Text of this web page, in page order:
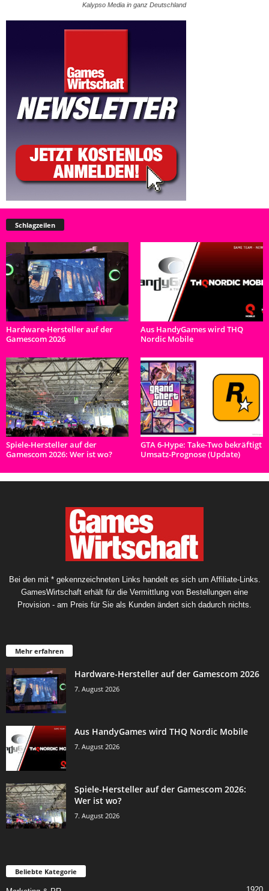
Kalypso Media in ganz Deutschland
Schlagzeilen
Hardware-Hersteller auf der
Gamescom 2026
Aus HandyGames wird THQ
Nordic Mobile
Spiele-Hersteller auf der
Gamescom 2026: Wer ist wo?
GTA 6-Hype: Take-Two bekräftigt
Umsatz-Prognose (Update)
Bei den mit * gekennzeichneten Links handelt es sich um Affiliate-Links.
GamesWirtschaft erhält für die Vermittlung von Bestellungen eine
Provision - am Preis für Sie als Kunden ändert sich dadurch nichts.
Mehr erfahren
Hardware-Hersteller auf der Gamescom 2026
7. August 2026
Aus HandyGames wird THQ Nordic Mobile
7. August 2026
Spiele-Hersteller auf der Gamescom 2026:
Wer ist wo?
7. August 2026
Beliebte Kategorie